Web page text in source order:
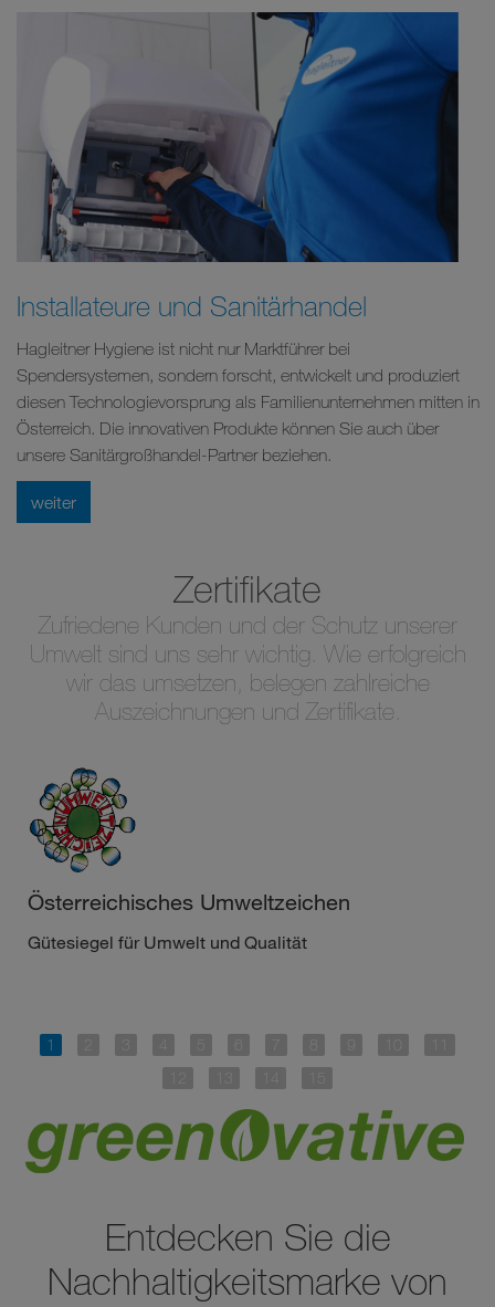
Installateure und Sanitärhandel
Hagleitner Hygiene ist nicht nur Marktführer bei
Spendersystemen, sondern forscht, entwickelt und produziert
diesen Technologievorsprung als Familienunternehmen mitten in
Österreich. Die innovativen Produkte können Sie auch über
unsere Sanitärgroßhandel-Partner beziehen.
weiter
Zertifikate
Zufriedene Kunden und der Schutz unserer
Umwelt sind uns sehr wichtig. Wie erfolgreich
wir das umsetzen, belegen zahlreiche
Auszeichnungen und Zertifikate.
Österreichisches Umweltzeichen
Gütesiegel für Umwelt und Qualität
Entdecken Sie die
Nachhaltigkeitsmarke von